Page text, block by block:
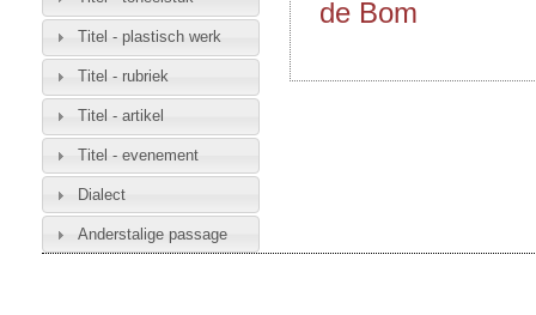
de Bom
Titel - plastisch werk
Titel - rubriek
Titel - artikel
Titel - evenement
Dialect
Anderstalige passage